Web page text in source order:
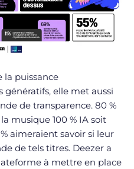
la puissance
elle met aussi
de transparence. 80 %
musique 100 % IA soit
aimeraient savoir si leur
de tels titres. Deezer a
à mettre en place